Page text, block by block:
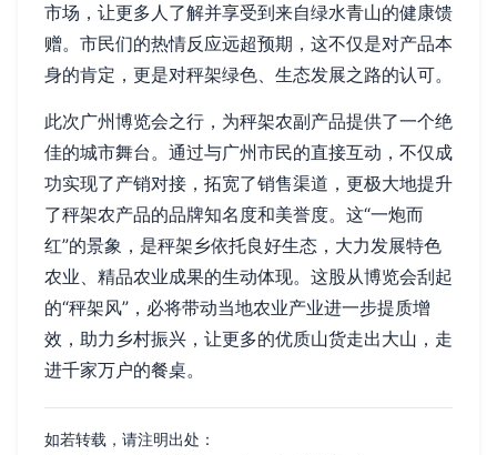
市场，让更多人了解并享受到来自绿水青山的健康馈
赠。市民们的热情反应远超预期，这不仅是对产品本
身的肯定，更是对秤架绿色、生态发展之路的认可。
此次广州博览会之行，为秤架农副产品提供了一个绝
佳的城市舞台。通过与广州市民的直接互动，不仅成
功实现了产销对接，拓宽了销售渠道，更极大地提升
了秤架农产品的品牌知名度和美誉度。这“一炮而
红”的景象，是秤架乡依托良好生态，大力发展特色
农业、精品农业成果的生动体现。这股从博览会刮起
的“秤架风”，必将带动当地农业产业进一步提质增
效，助力乡村振兴，让更多的优质山货走出大山，走
进千家万户的餐桌。
如若转载，请注明出处：